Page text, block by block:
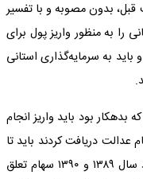
بدون مصوبه و با تفسیر
داشت، زمانی را به منظور واریز پول برای
به سرمایه‌گذاری استانی
بود باید واریز انجام
وقتی سهامداران از سال ۱۳۸۵ سهام عدالت دریافت کردند باید تا
سال ۱۳۹۵ قسط می‌دادند. به بسیاری از افراد سال ۱۳۸۹ و ۱۳۹۰ سهام تعلق